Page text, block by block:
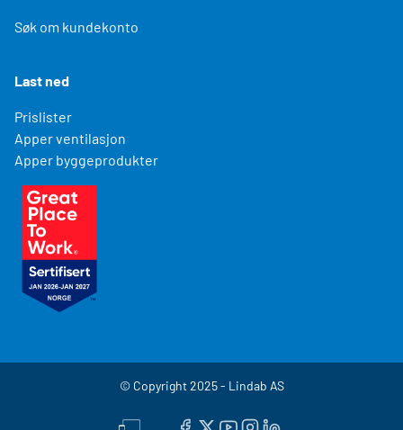
Søk om kundekonto
Last ned
Prislister
Apper ventilasjon
Apper byggeprodukter
© Copyright 2025 - Lindab AS